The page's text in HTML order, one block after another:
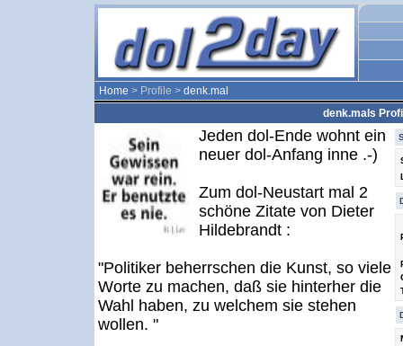
Home > Profile > denk.mal
denk.mals
Jeden dol-Ende wohnt ein
neuer dol-Anfang inne .-)
Zum dol-Neustart mal 2
schöne Zitate von Dieter
Hildebrandt :
"Politiker beherrschen die Kunst, so viele
Worte zu machen, daß sie hinterher die
Wahl haben, zu welchem sie stehen
wollen. "